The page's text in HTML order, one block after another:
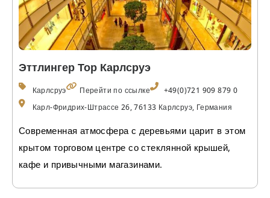
Эттлингер Тор Карлсруэ
Карлсруэ Перейти по ссылке
+49(0)721 909 879 0
Карл-Фридрих-Штрассе 26, 76133 Карлсруэ, Германия
Современная атмосфера с деревьями царит в этом
крытом торговом центре со стеклянной крышей,
кафе и привычными магазинами.